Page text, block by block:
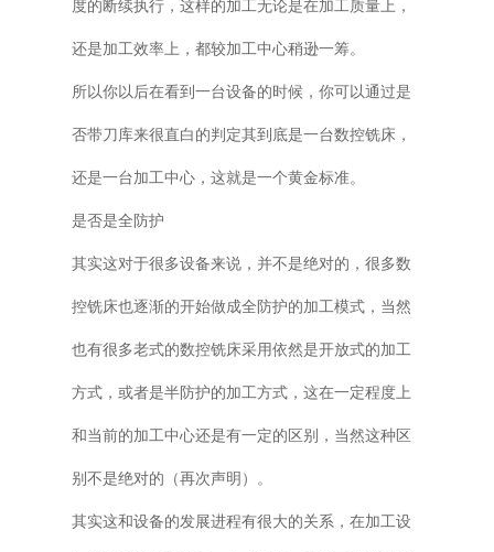
度的断续执行，这样的加工无论是在加工质量上，
还是加工效率上，都较加工中心稍逊一筹。
所以你以后在看到一台设备的时候，你可以通过是
否带刀库来很直白的判定其到底是一台数控铣床，
还是一台加工中心，这就是一个黄金标准。
是否是全防护
其实这对于很多设备来说，并不是绝对的，很多数
控铣床也逐渐的开始做成全防护的加工模式，当然
也有很多老式的数控铣床采用依然是开放式的加工
方式，或者是半防护的加工方式，这在一定程度上
和当前的加工中心还是有一定的区别，当然这种区
别不是绝对的（再次声明）。
其实这和设备的发展进程有很大的关系，在加工设